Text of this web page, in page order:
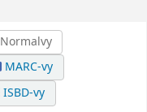
Normalvy
MARC-vy
ISBD-vy